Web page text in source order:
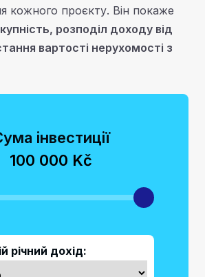
кожного проєкту. Він покаже
розподіл доходу від
вартості нерухомості з
інвестиції
100 000 Kč
річний дохід: